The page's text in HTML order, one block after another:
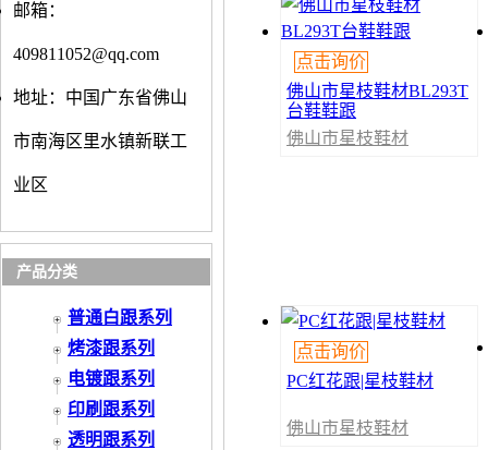
邮箱：
409811052@qq.com
地址：中国广东省佛山
市南海区里水镇新联工
业区
产品分类
普通白跟系列
烤漆跟系列
电镀跟系列
印刷跟系列
透明跟系列
点击询价
佛山市星枝鞋材BL293T
台鞋鞋跟
佛山市星枝鞋材
点击询价
PC红花跟|星枝鞋材
佛山市星枝鞋材